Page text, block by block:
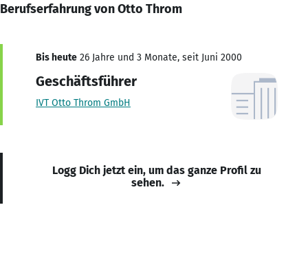
Berufserfahrung von Otto Throm
Bis heute 26 Jahre und 3 Monate, seit Juni 2000
Geschäftsführer
IVT Otto Throm GmbH
Logg Dich jetzt ein, um das ganze Profil zu
sehen.